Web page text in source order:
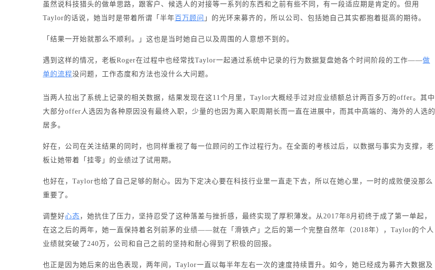
虽然说科技猎头的做单思路，跟客户、候选人的对接等一系列的东西和之前有些不同，有一段适应期是肯定的。但用
Taylor的话说，她当时是带着所谓「半年 百万顾问 」的光环来募齐的，所以公司、包括她自己其实都抱着挺高的期待。
「结果一开始就那么不顺利。」这也是当时她自己以及周围的人意想不到的。
遇到这样的情况，老板Roger在过程中也经常找Taylor一起通过系统中记录的行为数据复盘她各个时间阶段的工作——做
单的流程没问题，工作态度和方法也没什么大问题。
当两人拉出了系统上记录的相关数据，结果发现在这11个月里，Taylor大概经手过对应业绩额总计两百多万的offer。其中
大部分offer人选因为各种原因没有最终入职，少量的也因为离入职周期长而一直在进展中，而其中高端的、海外的人选的
居多。
好在，公司在关注结果的同时，也同样重视了每一位顾问的工作过程行为。在全面的考核过后，以数据与事实为支撑，老
板让她带着「挂零」的业绩过了试用期。
也好在，Taylor也给了自己足够的耐心。因为下定决心要在科技行业里一直走下去，所以在她心里，一时的成败便没那么
重要了。
调整好心态 ，她抗住了压力，坚持忍受了这种落差与挫折感，最终实现了厚积薄发。 从2017年8月初终于成了第一单起，
在这之后的两年，她一直保持着名列前茅的业绩——就在「滑铁卢」之后的第一个完整自然年（2018年），Taylor的个人
业绩就突破了240万，公司和自己之前的坚持和耐心得到了积极的回报。
也正是因为她后来的出色表现，两年间，Taylor一直以每半年左右一次的速度持续晋升。如今，她已经成为募齐大数据及